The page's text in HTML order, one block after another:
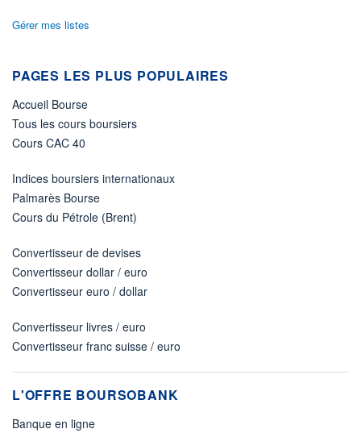
Gérer mes listes
PAGES LES PLUS POPULAIRES
Accueil Bourse
Tous les cours boursiers
Cours CAC 40
Indices boursiers internationaux
Palmarès Bourse
Cours du Pétrole (Brent)
Convertisseur de devises
Convertisseur dollar / euro
Convertisseur euro / dollar
Convertisseur livres / euro
Convertisseur franc suisse / euro
L'OFFRE BOURSOBANK
Banque en ligne